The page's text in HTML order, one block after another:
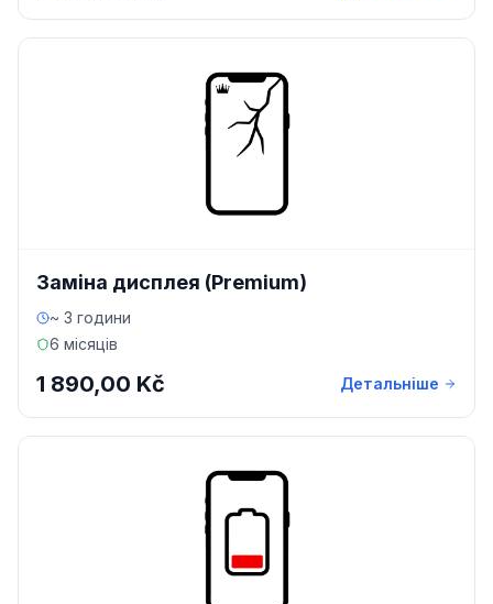
Заміна дисплея (Premium)
~ 3 години
6 місяців
1 890,00 Kč Детальніше